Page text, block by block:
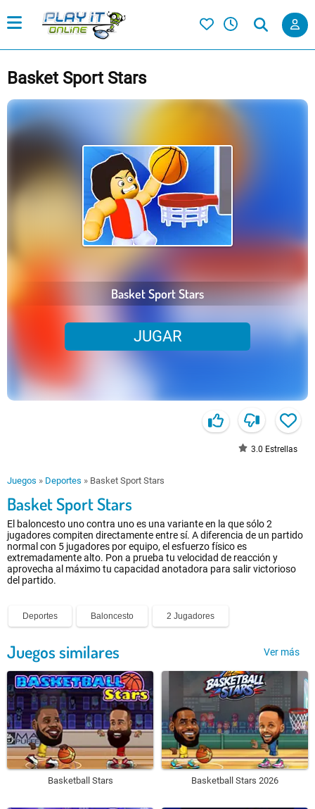
Basket Sport Stars
Basket Sport Stars
JUGAR
3.0 Estrellas
Juegos » Deportes » Basket Sport Stars
Basket Sport Stars
El baloncesto uno contra uno es una variante en la que sólo 2
jugadores compiten directamente entre sí. A diferencia de un partido
normal con 5 jugadores por equipo, el esfuerzo físico es
extremadamente alto. Pon a prueba tu velocidad de reacción y
aprovecha al máximo tu capacidad anotadora para salir victorioso
del partido.
Deportes Baloncesto 2 Jugadores
Juegos similares Ver más
Basketball Stars Basketball Stars 2026